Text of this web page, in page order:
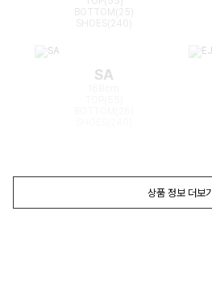
BOTTOM(25)
SA
상품 정보 더보기